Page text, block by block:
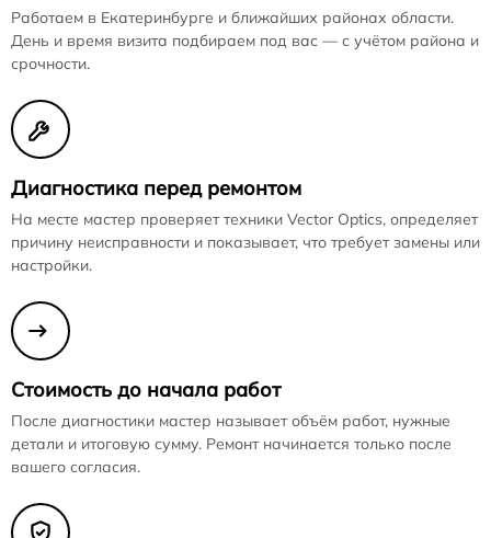
Работаем в Екатеринбурге и ближайших районах области.
День и время визита подбираем под вас — с учётом района и
срочности.
Диагностика перед ремонтом
На месте мастер проверяет техники Vector Optics, определяет
причину неисправности и показывает, что требует замены или
настройки.
Стоимость до начала работ
После диагностики мастер называет объём работ, нужные
детали и итоговую сумму. Ремонт начинается только после
вашего согласия.